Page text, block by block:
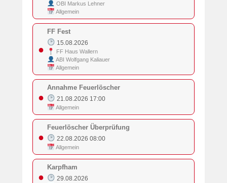
OBI Markus Lehner
Allgemein
●
FF Fest
15.08.2026
FF Haus Wallern
ABI Wolfgang Kaliauer
Allgemein
●
Annahme Feuerlöscher
21.08.2026 17:00
Allgemein
●
Feuerlöscher Überprüfung
22.08.2026 08:00
Allgemein
●
Karpfham
29.08.2026